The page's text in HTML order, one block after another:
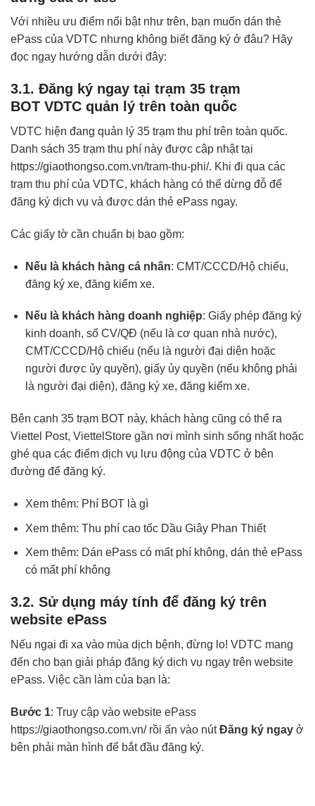
Với nhiều ưu điểm nổi bật như trên, bạn muốn dán thẻ
ePass của VDTC nhưng không biết đăng ký ở đâu? Hãy
đọc ngay hướng dẫn dưới đây:
3.1. Đăng ký ngay tại trạm 35 trạm
BOT VDTC quản lý trên toàn quốc
VDTC hiện đang quản lý 35 trạm thu phí trên toàn quốc.
Danh sách 35 trạm thu phí này được cập nhật tại
https://giaothongso.com.vn/tram-thu-phi/. Khi đi qua các
trạm thu phí của VDTC, khách hàng có thể dừng đỗ để
đăng ký dịch vụ và được dán thẻ ePass ngay.
Các giấy tờ cần chuẩn bị bao gồm:
Nếu là khách hàng cá nhân: CMT/CCCD/Hộ chiếu,
đăng ký xe, đăng kiểm xe.
Nếu là khách hàng doanh nghiệp: Giấy phép đăng ký
kinh doanh, số CV/QĐ (nếu là cơ quan nhà nước),
CMT/CCCD/Hộ chiếu (nếu là người đại diện hoặc
người được ủy quyền), giấy ủy quyền (nếu không phải
là người đại diện), đăng ký xe, đăng kiểm xe.
Bên cạnh 35 trạm BOT này, khách hàng cũng có thể ra
Viettel Post, ViettelStore gần nơi mình sinh sống nhất hoặc
ghé qua các điểm dịch vụ lưu động của VDTC ở bên
đường để đăng ký.
Xem thêm: Phí BOT là gì
Xem thêm: Thu phí cao tốc Dầu Giây Phan Thiết
Xem thêm: Dán ePass có mất phí không, dán thẻ ePass
có mất phí không
3.2. Sử dụng máy tính để đăng ký trên
website ePass
Nếu ngại đi xa vào mùa dịch bệnh, đừng lo! VDTC mang
đến cho bạn giải pháp đăng ký dịch vụ ngay trên website
ePass. Việc cần làm của bạn là:
Bước 1: Truy cập vào website ePass
https://giaothongso.com.vn/rồi ấn vào nútĐăng ký ngay ở
bên phải màn hình để bắt đầu đăng ký.